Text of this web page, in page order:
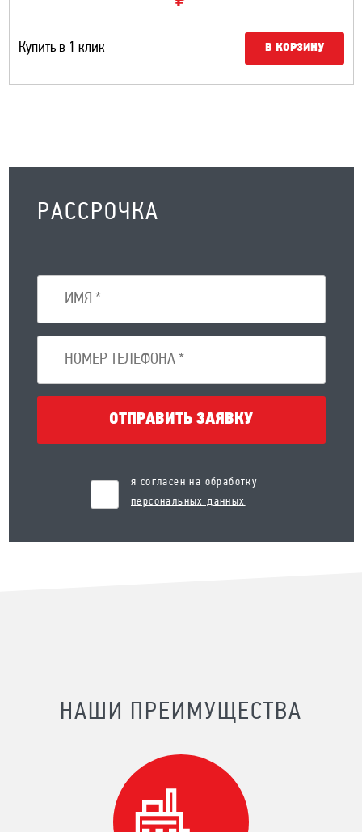
Купить в 1 клик В КОРЗИНУ
РАССРОЧКА
ОТПРАВИТЬ ЗАЯВКУ
я согласен на обработку
персональных данных
НАШИ ПРЕИМУЩЕСТВА